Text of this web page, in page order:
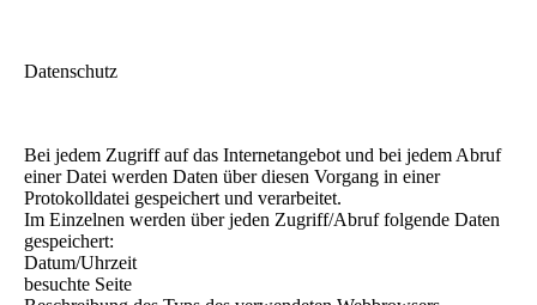
Datenschutz
Bei jedem Zugriff auf das Internetangebot und bei jedem Abruf
einer Datei werden Daten über diesen Vorgang in einer
Protokolldatei gespeichert und verarbeitet.
Im Einzelnen werden über jeden Zugriff/Abruf folgende Daten
gespeichert:
Datum/Uhrzeit
besuchte Seite